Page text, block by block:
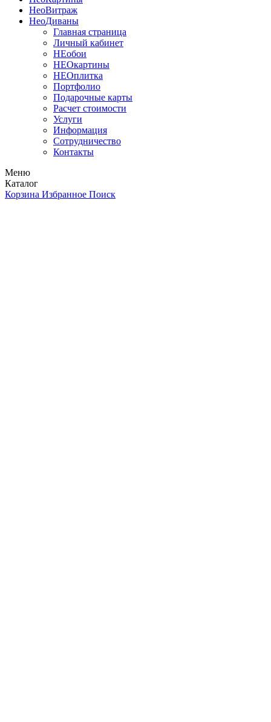
НеоВитраж
НеоДиваны
Главная страница
Личный кабинет
НЕобои
НЕОкартины
НЕОплитка
Портфолио
Подарочные карты
Расчет стоимости
Услуги
Информация
Сотрудничество
Контакты
Меню
Каталог
Корзина Избранное Поиск